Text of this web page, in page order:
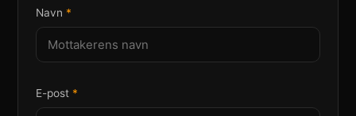
Navn *
E-post *